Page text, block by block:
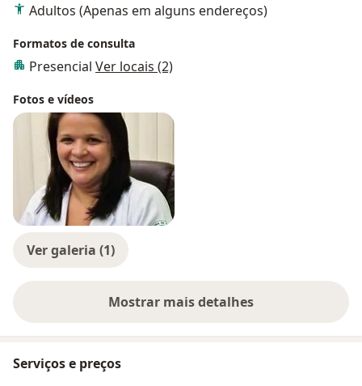
Adultos (Apenas em alguns endereços)
Formatos de consulta
Presencial Ver locais (2)
Fotos e vídeos
Ver galeria (1)
Mostrar mais detalhes
sobre a experiência
Serviços e preços